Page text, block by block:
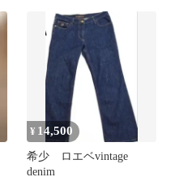
¥ 14,500
希少 ロエベvintage
denim